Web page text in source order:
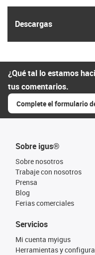
Descargas
¿Qué tal lo estamos
tus comentarios.
Complete el formulario
Sobre igus®
Sobre nosotros
Trabaje con nosotros
Prensa
Blog
Ferias comerciales
Servicios
Mi cuenta myigus
Herramientas y